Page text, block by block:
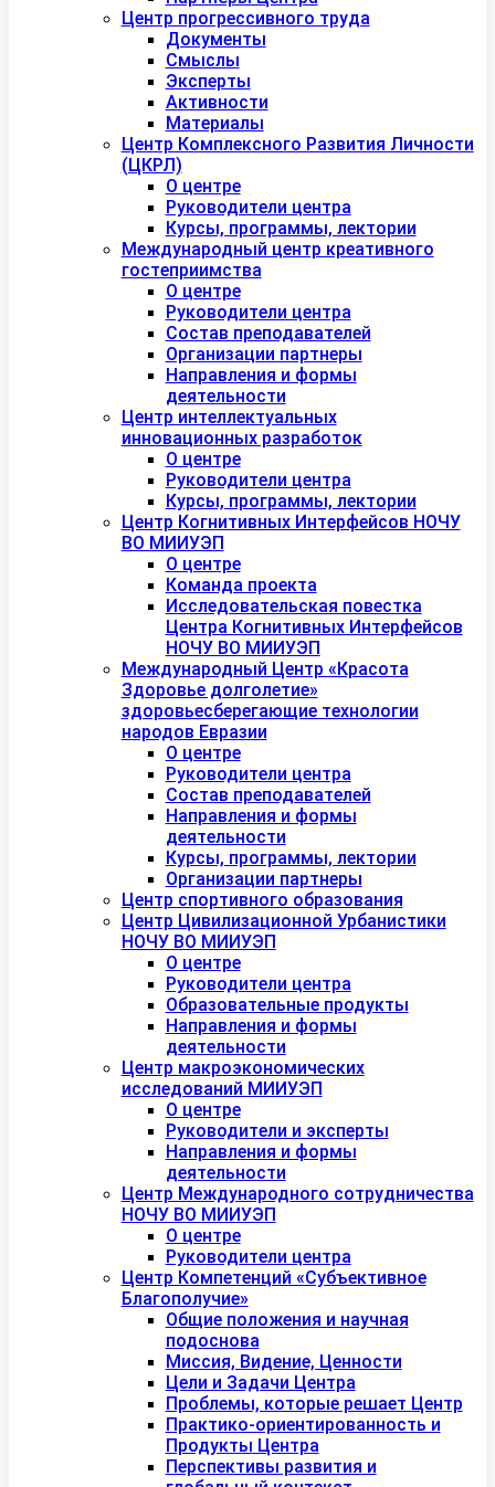
Центр прогрессивного труда
Документы
Смыслы
Эксперты
Активности
Материалы
Центр Комплексного Развития Личности
(ЦКРЛ)
О центре
Руководители центра
Курсы, программы, лектории
Международный центр креативного
гостеприимства
О центре
Руководители центра
Состав преподавателей
Организации партнеры
Направления и формы
деятельности
Центр интеллектуальных
инновационных разработок
О центре
Руководители центра
Курсы, программы, лектории
Центр Когнитивных Интерфейсов НОЧУ
ВО МИИУЭП
О центре
Команда проекта
Исследовательская повестка
Центра Когнитивных Интерфейсов
НОЧУ ВО МИИУЭП
Международный Центр «Красота
Здоровье долголетие»
здоровьесберегающие технологии
народов Евразии
О центре
Руководители центра
Состав преподавателей
Направления и формы
деятельности
Курсы, программы, лектории
Организации партнеры
Центр спортивного образования
Центр Цивилизационной Урбанистики
НОЧУ ВО МИИУЭП
О центре
Руководители центра
Образовательные продукты
Направления и формы
деятельности
Центр макроэкономических
исследований МИИУЭП
О центре
Руководители и эксперты
Направления и формы
деятельности
Центр Международного сотрудничества
НОЧУ ВО МИИУЭП
О центре
Руководители центра
Центр Компетенций «Субъективное
Благополучие»
Общие положения и научная
подоснова
Миссия, Видение, Ценности
Цели и Задачи Центра
Проблемы, которые решает Центр
Практико-ориентированность и
Продукты Центра
Перспективы развития и